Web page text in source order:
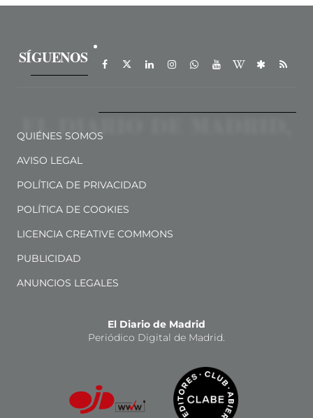
SÍGUENOS
QUIÉNES SOMOS
AVISO LEGAL
POLÍTICA DE PRIVACIDAD
POLÍTICA DE COOKIES
LICENCIA CREATIVE COMMONS
PUBLICIDAD
ANUNCIOS LEGALES
El Diario de Madrid
Periódico Digital de Madrid.